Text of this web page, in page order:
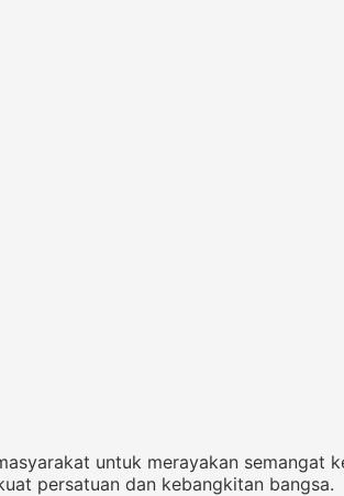
untuk merayakan semangat
persatuan dan kebangkitan bangsa.